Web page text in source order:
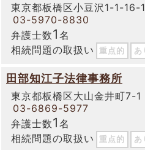
東京都板橋区小豆沢1-1-16-
03-5970-8830
弁護士数1 名
相続問題の取扱い
重点的 あ
田部知江子法律事務所
東京都板橋区大山金井町7-
03-6869-5977
弁護士数1 名
相続問題の取扱い
重点的 あ